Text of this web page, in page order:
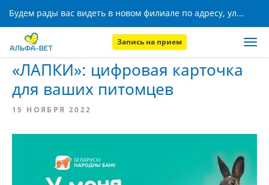
Будем рады вас видеть в новом филиале по адресу, ул. Кижеватова, 8!
Запись на прием
Главная
«ЛАПКИ»: цифровая карточка
для ваших питомцев
15 НОЯБРЯ 2022